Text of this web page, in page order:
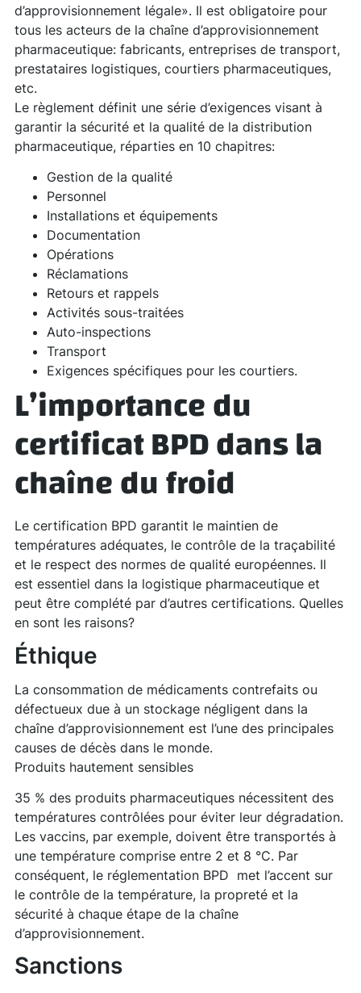
d’approvisionnement légale». Il est obligatoire pour
tous les acteurs de la chaîne d’approvisionnement
pharmaceutique: fabricants, entreprises de transport,
prestataires logistiques, courtiers pharmaceutiques,
etc.
Le règlement définit une série d’exigences visant à
garantir la sécurité et la qualité de la distribution
pharmaceutique, réparties en 10 chapitres:
Gestion de la qualité
Personnel
Installations et équipements
Documentation
Opérations
Réclamations
Retours et rappels
Activités sous-traitées
Auto-inspections
Transport
Exigences spécifiques pour les courtiers.
L’importance du
certificat BPD dans la
chaîne du froid
Le certification BPD garantit le maintien de
températures adéquates, le contrôle de la traçabilité
et le respect des normes de qualité européennes. Il
est essentiel dans la logistique pharmaceutique et
peut être complété par d’autres certifications. Quelles
en sont les raisons?
Éthique
La consommation de médicaments contrefaits ou
défectueux due à un stockage négligent dans la
chaîne d’approvisionnement est l’une des principales
causes de décès dans le monde.
Produits hautement sensibles
35 % des produits pharmaceutiques nécessitent des
températures contrôlées pour éviter leur dégradation.
Les vaccins, par exemple, doivent être transportés à
une température comprise entre 2 et 8 °C. Par
conséquent, le réglementation BPD met l’accent sur
le contrôle de la température, la propreté et la
sécurité à chaque étape de la chaîne
d’approvisionnement.
Sanctions